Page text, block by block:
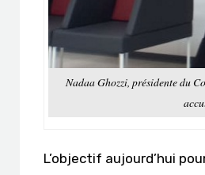
Nadaa Ghozzi, présidente du
L’objectif aujourd’hui